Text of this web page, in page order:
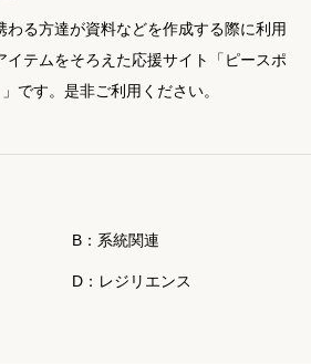
わる方達が資料などを作成する際に利用
イテムをそろえた応援サイト「ピースポ
です。是非ご利用ください。
B：系統関連
D：レジリエンス